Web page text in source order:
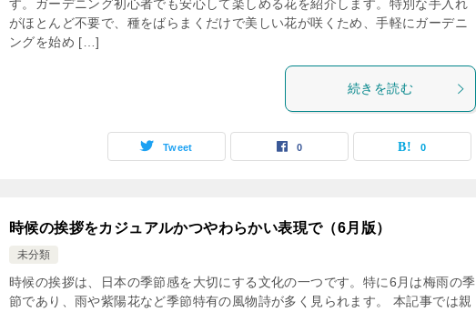
す。ガーデニング初心者でも安心して楽しめる花を紹介します。特別な手入れ
がほとんど不要で、種をばらまくだけで美しい花が咲くため、手軽にガーデニ
ングを始め […]
続きを読む
Tweet 0 0
時候の挨拶をカジュアルかつやわらかい表現で（6月版）
未分類
時候の挨拶は、日本の季節感を大切にする文化の一つです。特に6月は梅雨の季
節であり、雨や紫陽花など季節特有の風物詩が多く見られます。 本記事では親